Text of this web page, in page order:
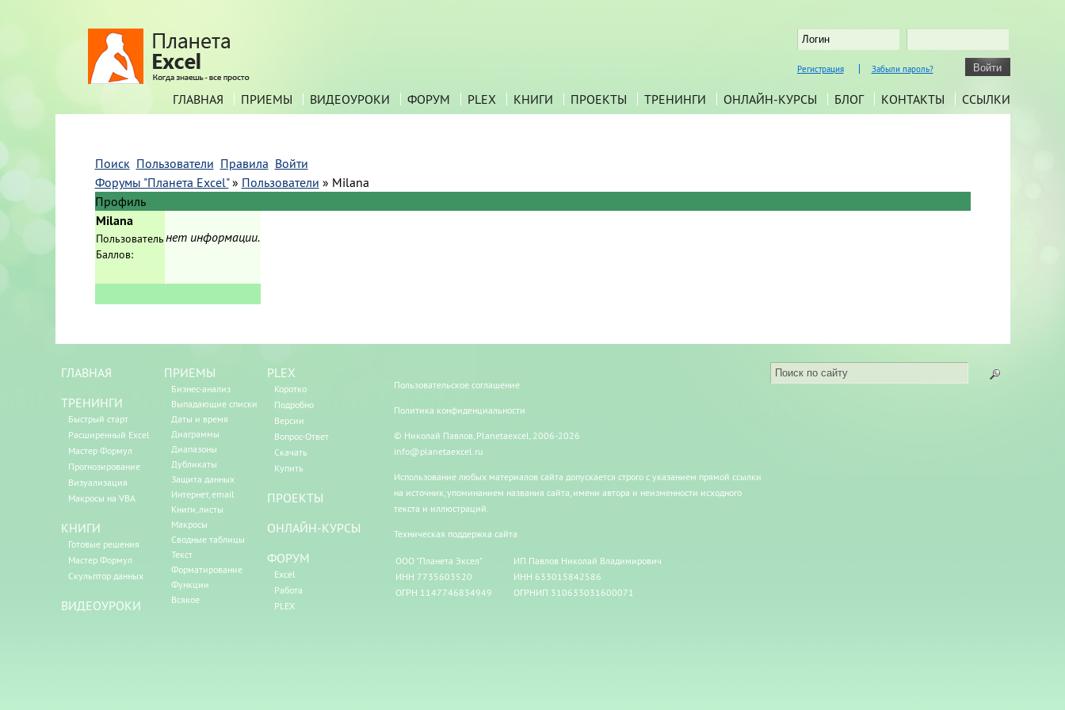
Регистрация Забыли пароль?
ГЛАВНАЯ ПРИЕМЫ ВИДЕОУРОКИ ФОРУМ PLEX КНИГИ ПРОЕКТЫ ТРЕНИНГИ ОНЛАЙН-КУРСЫ БЛОГ КОНТАКТЫ ССЫЛКИ
Поиск Пользователи Правила Войти
Форумы "Планета Excel" » Пользователи » Milana
Профиль
Milana
Пользователь
Баллов:
нет информации.
ГЛАВНАЯ
ТРЕНИНГИ
Быстрый старт
Расширенный Excel
Мастер Формул
Прогнозирование
Визуализация
Макросы на VBA
КНИГИ
Готовые решения
Мастер Формул
Скульптор данных
ВИДЕОУРОКИ
ПРИЕМЫ
Бизнес-анализ
Выпадающие списки
Даты и время
Диаграммы
Диапазоны
Дубликаты
Защита данных
Интернет, email
Книги, листы
Макросы
Сводные таблицы
Текст
Форматирование
Функции
Всякое
PLEX
Коротко
Подробно
Версии
Вопрос-Ответ
Скачать
Купить
ПРОЕКТЫ
ОНЛАЙН-КУРСЫ
ФОРУМ
Excel
Работа
PLEX
Пользовательское соглашение
Политика конфиденциальности
© Николай Павлов, Planetaexcel, 2006-2026
info@planetaexcel.ru
Использование любых материалов сайта допускается строго с указанием прямой ссылки
на источник, упоминанием названия сайта, имени автора и неизменности исходного
текста и иллюстраций.
Техническая поддержка сайта
ООО "Планета Эксел"
ИНН 7735603520
ОГРН 1147746834949
ИП Павлов Николай Владимирович
ИНН 633015842586
ОГРНИП 310633031600071